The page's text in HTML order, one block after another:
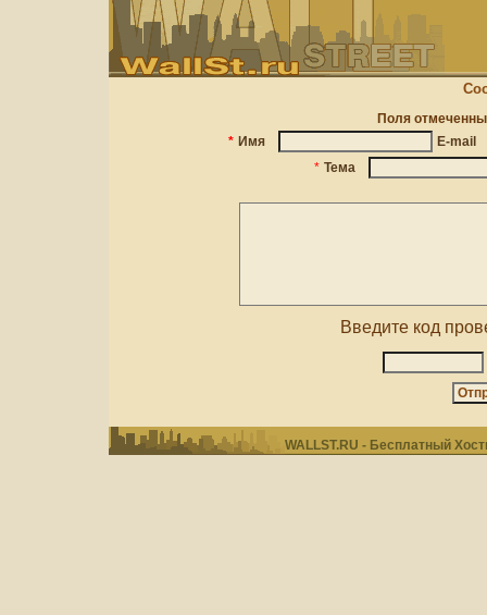
Поля
* Имя
E-mail
* Тема
Введите код
WALLST.RU - Бесплатный